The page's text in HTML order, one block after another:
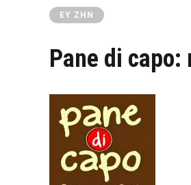
ΕΥ ΖΗΝ
Pane di capo: